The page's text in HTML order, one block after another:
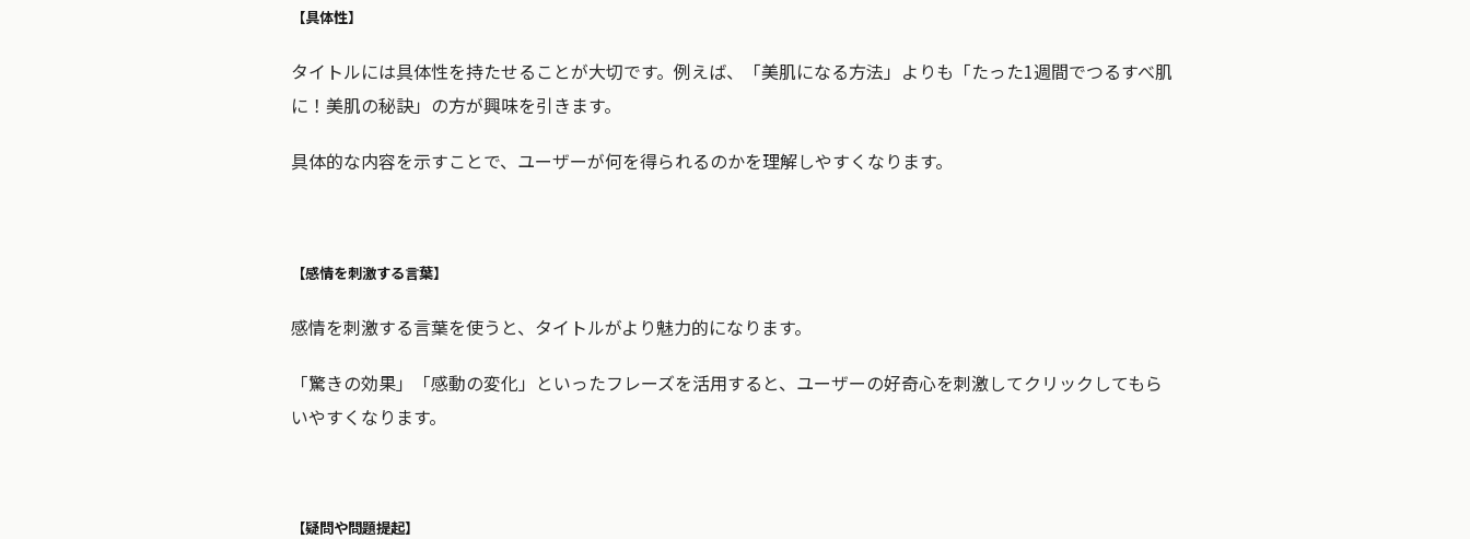
【具体性】
タイトルには具体性を持たせることが大切です。例えば、「美肌になる方法」よりも「たった1週間でつるすべ肌
に！美肌の秘訣」の方が興味を引きます。
具体的な内容を示すことで、ユーザーが何を得られるのかを理解しやすくなります。
【感情を刺激する言葉】
感情を刺激する言葉を使うと、タイトルがより魅力的になります。
「驚きの効果」「感動の変化」といったフレーズを活用すると、ユーザーの好奇心を刺激してクリックしてもら
いやすくなります。
【疑問や問題提起】